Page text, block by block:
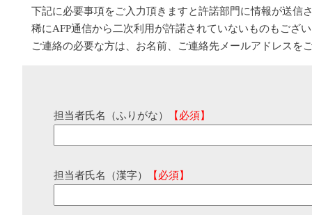
下記に必要事項をご入力頂きますと許諾部門に情報が送信
稀にAFP通信から二次利用が許諾されていないものもござ
ご連絡の必要な方は、お名前、ご連絡先メールアドレスを
担当者氏名（ふりがな） 【必須】
担当者氏名（漢字） 【必須】